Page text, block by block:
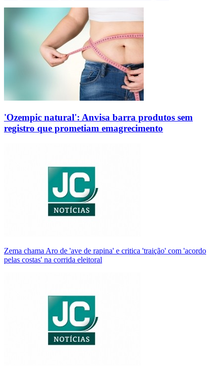
'Ozempic natural': Anvisa barra produtos sem
registro que prometiam emagrecimento
Zema chama Aro de 'ave de rapina' e critica 'traição' com 'acordo
pelas costas' na corrida eleitoral